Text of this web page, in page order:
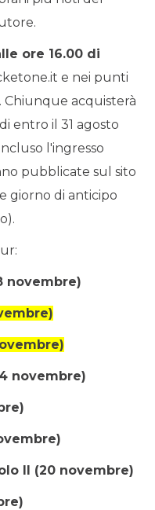
ore 16.00 di
e nei punti
acquisterà
entro il 31 agosto
l'ingresso
pubblicate sul sito
giorno di anticipo
novembre)
novembre)
II (20 novembre)